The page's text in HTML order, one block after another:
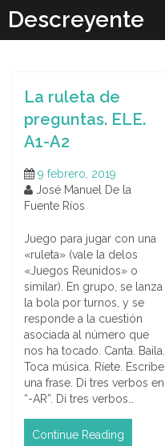
content
Descreyente
La ruleta de
preguntas. ELE.
A1-A2
9 febrero, 2019
José Manuel De la
Fuente Ríos
Juego para jugar con una
«ruleta» (vale la delos
«Juegos Reunidos» o
similar). En grupo, se lanza
la bola por turnos, y se
responde a la cuestión
asociada al número que
nos ha tocado. Canta. Baila.
Toca música. Ríete. Escribe
una frase. Di tres verbos en
“-AR”. Di tres verbos…
Continue Reading